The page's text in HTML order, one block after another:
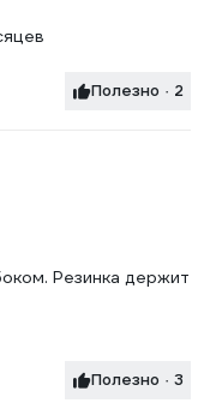
Полезно · 2
Резинка держит
Полезно · 3